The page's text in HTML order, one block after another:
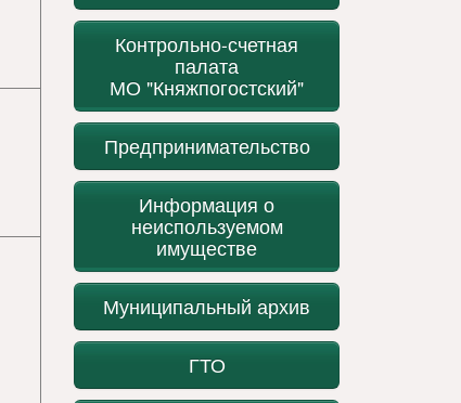
Контрольно-счетная
палата
МО "Княжпогостский"
Предпринимательство
Информация о
неиспользуемом
имуществе
Муниципальный архив
ГТО